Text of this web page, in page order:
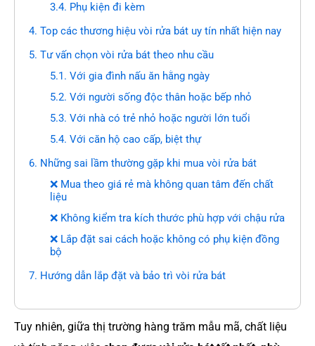
3.4. Phụ kiện đi kèm
4. Top các thương hiệu vòi rửa bát uy tín nhất hiện nay
5. Tư vấn chọn vòi rửa bát theo nhu cầu
5.1. Với gia đình nấu ăn hằng ngày
5.2. Với người sống độc thân hoặc bếp nhỏ
5.3. Với nhà có trẻ nhỏ hoặc người lớn tuổi
5.4. Với căn hộ cao cấp, biệt thự
6. Những sai lầm thường gặp khi mua vòi rửa bát
❌ Mua theo giá rẻ mà không quan tâm đến chất
liệu
❌ Không kiểm tra kích thước phù hợp với chậu rửa
❌ Lắp đặt sai cách hoặc không có phụ kiện đồng
bộ
7. Hướng dẫn lắp đặt và bảo trì vòi rửa bát
Tuy nhiên, giữa thị trường hàng trăm mẫu mã, chất liệu